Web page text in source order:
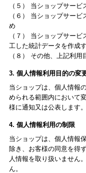
（５） 当ショップサー
（６） 当ショップサー
め
（７） 当ショップサー
工した統計データを作成
（８） その他、上記利
3. 個人情報利用目的の変
当ショップは、個人情報
められる範囲内において
様に通知又は公表します。
4. 個人情報利用の制限
当ショップは、個人情報
除き、お客様の同意を得
人情報を取り扱いません
ん。